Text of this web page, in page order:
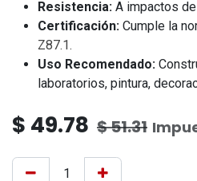
Resistencia: A impactos
Certificación: Cumple la
Z87.1.
Uso Recomendado:
laboratorios, pintura,
$ 49.78 $51.31